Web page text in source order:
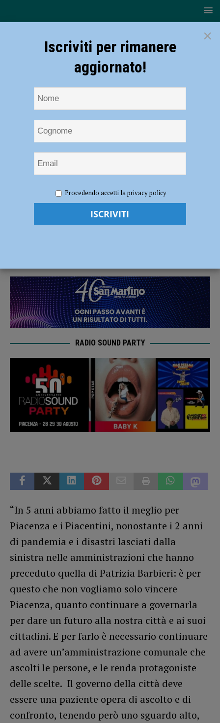
perché votare Lega significa dare un futuro alla città”
Elezioni, Rancan: “Ecco perché votare
RADIO SOUND PARTY
“In 5 anni abbiamo fatto il meglio per
Piacenza e i Piacentini, nonostante i 2 anni
di pandemia e i disastri lasciati dalla
sinistra nelle amministrazioni che hanno
preceduto quella di Patrizia Barbieri: è per
questo che non vogliamo solo vincere
Piacenza, quanto continuare a governarla
per dare un futuro alla nostra città e ai suoi
cittadini. E per farlo è necessario continuare
ad avere un’amministrazione comunale che
ascolti le persone, e le renda protagoniste
delle scelte. Il governo della città deve
essere una paziente opera di ascolto e di
confronto, tenendo però uno sguardo alto,
×
Iscriviti per rimanere
aggiornato!
Procedendo accetti la privacy policy